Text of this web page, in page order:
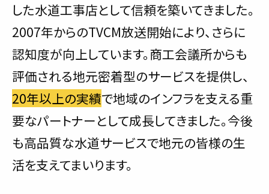
した水道工事店として信頼を築いてきました。
2007年からのTVCM放送開始により、さらに
認知度が向上しています。商工会議所からも
評価される地元密着型のサービスを提供し、
20年以上の実績で地域のインフラを支える重
要なパートナーとして成長してきました。今後
も高品質な水道サービスで地元の皆様の生
活を支えてまいります。